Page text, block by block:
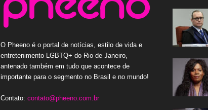
O Pheeno é o portal de notícias, estilo de vida e
entretenimento LGBTQ+ do Rio de Janeiro,
antenado também em tudo que acontece de
importante para o segmento no Brasil e no mundo!
Contato: contato@pheeno.com.br